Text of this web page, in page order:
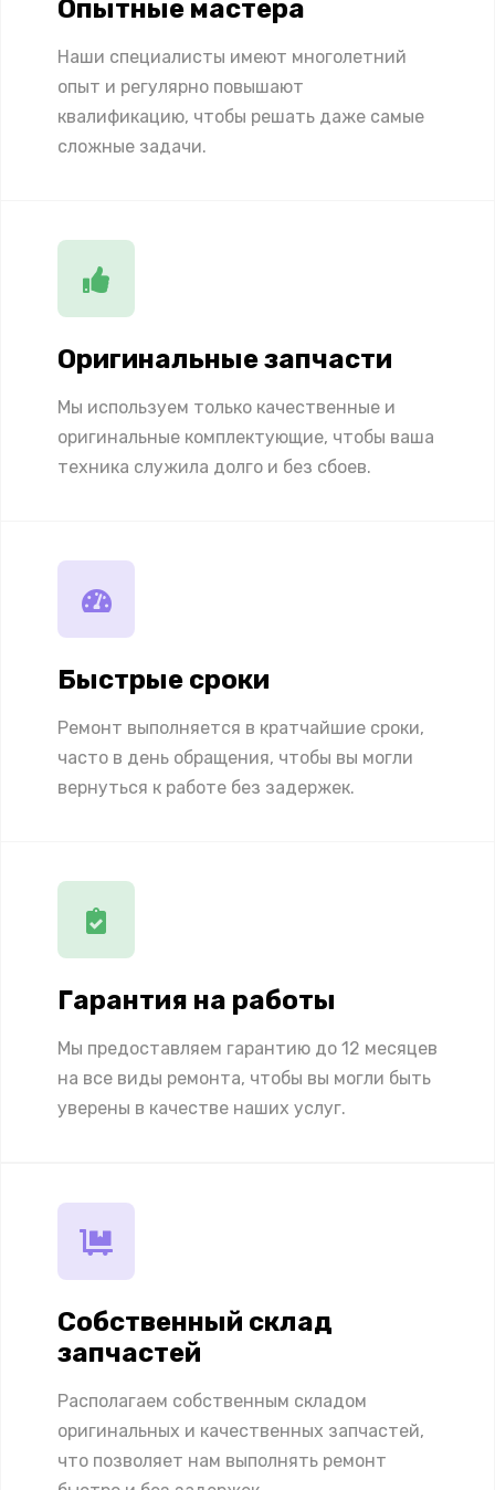
Опытные мастера
Наши специалисты имеют многолетний
опыт и регулярно повышают
квалификацию, чтобы решать даже самые
сложные задачи.
Оригинальные запчасти
Мы используем только качественные и
оригинальные комплектующие, чтобы ваша
техника служила долго и без сбоев.
Быстрые сроки
Ремонт выполняется в кратчайшие сроки,
часто в день обращения, чтобы вы могли
вернуться к работе без задержек.
Гарантия на работы
Мы предоставляем гарантию до 12 месяцев
на все виды ремонта, чтобы вы могли быть
уверены в качестве наших услуг.
Собственный склад
запчастей
Располагаем собственным складом
оригинальных и качественных запчастей,
что позволяет нам выполнять ремонт